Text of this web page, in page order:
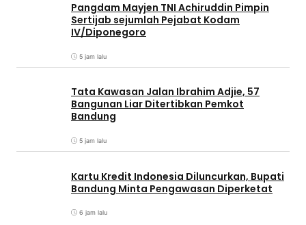
Pangdam Mayjen TNI Achiruddin Pimpin
Sertijab sejumlah Pejabat Kodam
IV/Diponegoro
5 jam lalu
Tata Kawasan Jalan Ibrahim Adjie, 57
Bangunan Liar Ditertibkan Pemkot
Bandung
5 jam lalu
Kartu Kredit Indonesia Diluncurkan, Bupati
Bandung Minta Pengawasan Diperketat
6 jam lalu